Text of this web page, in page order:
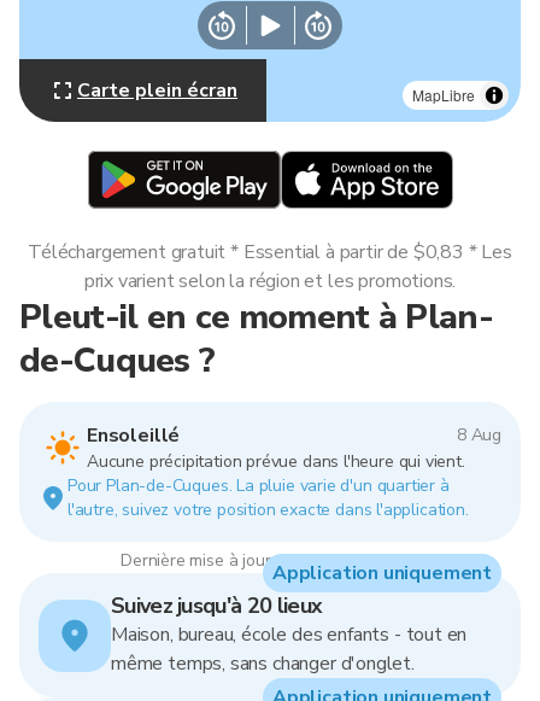
MapLibre
Carte plein écran
Pleut-il en ce moment à Plan-
de-Cuques ?
Ensoleillé
8 Aug
Aucune précipitation prévue dans l'heure qui vient.
Pour Plan-de-Cuques. La pluie varie d'un quartier à
l'autre, suivez votre position exacte dans l'application.
Dernière mise à jour : 08:00, 8 Aug 2026
Téléchargement gratuit * Essential à partir de $0,83 * Les
prix varient selon la région et les promotions.
Suivez jusqu'à 20 lieux
Maison, bureau, école des enfants - tout en
même temps, sans changer d'onglet.
Application uniquement